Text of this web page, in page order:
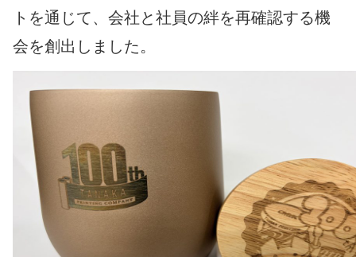
トを通じて、会社と社員の絆を再確認する機
会を創出しました。